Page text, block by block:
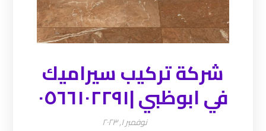
شركة تركيب سيراميك
في ابوظبي |٠٥٦٦١٠٢٢٩١
نوفمبر ١, ٢٠٢٣